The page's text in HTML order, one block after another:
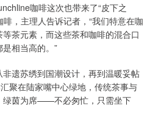
咖啡这次也带来了“皮下之
啡，主理人告诉记者，“我们特意在咖
茶元素，而这些茶和咖啡的混合口
相当高的。”
遗苏绣到国潮设计，再到温暖妥帖
聚在陆家嘴中心绿地，传统茶事与
绿茵为席——不必匆忙，只需坐下